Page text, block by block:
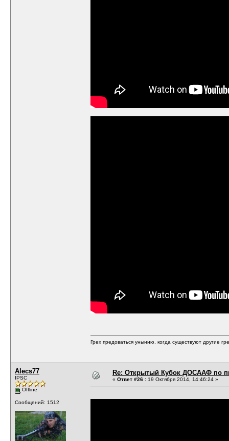
Грех предоваться унынию, когда существуют другие
Alecs77
IPSC
Offline
Сообщений: 1512
Re: Открытый Кубок ДОСААФ по
« Ответ #26 : 19 Октября 2014, 14:46:24 »